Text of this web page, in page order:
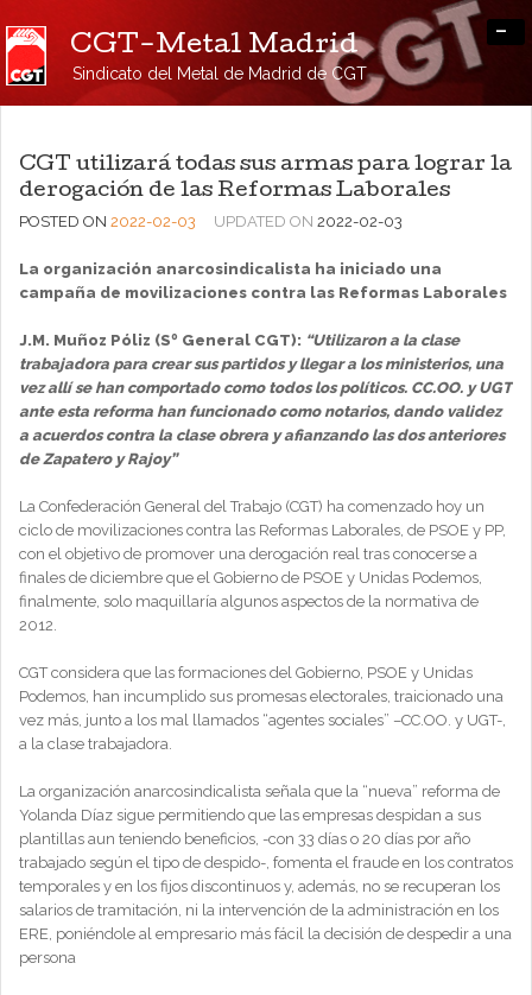
CGT-Metal Madrid
Sindicato del Metal de Madrid de CGT
-
CGT utilizará todas sus armas para lograr la
derogación de las Reformas Laborales
POSTED ON 2022-02-03 UPDATED ON 2022-02-03
La organización anarcosindicalista ha iniciado una
campaña de movilizaciones contra las Reformas Laborales
J.M. Muñoz Póliz (Sº General CGT): “Utilizaron a la clase
trabajadora para crear sus partidos y llegar a los ministerios, una
vez allí se han comportado como todos los políticos. CC.OO. y UGT
ante esta reforma han funcionado como notarios, dando validez
a acuerdos contra la clase obrera y afianzando las dos anteriores
de Zapatero y Rajoy”
La Confederación General del Trabajo (CGT) ha comenzado hoy un
ciclo de movilizaciones contra las Reformas Laborales, de PSOE y PP,
con el objetivo de promover una derogación real tras conocerse a
finales de diciembre que el Gobierno de PSOE y Unidas Podemos,
finalmente, solo maquillaría algunos aspectos de la normativa de
2012.
CGT considera que las formaciones del Gobierno, PSOE y Unidas
Podemos, han incumplido sus promesas electorales, traicionado una
vez más, junto a los mal llamados “agentes sociales” –CC.OO. y UGT-,
a la clase trabajadora.
La organización anarcosindicalista señala que la “nueva” reforma de
Yolanda Díaz sigue permitiendo que las empresas despidan a sus
plantillas aun teniendo beneficios, -con 33 días o 20 días por año
trabajado según el tipo de despido-, fomenta el fraude en los contratos
temporales y en los fijos discontinuos y, además, no se recuperan los
salarios de tramitación, ni la intervención de la administración en los
ERE, poniéndole al empresario más fácil la decisión de despedir a una
persona